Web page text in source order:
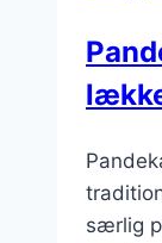
særlig